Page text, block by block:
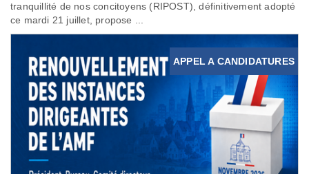
tranquillité de nos concitoyens (RIPOST), définitivement adopté
ce mardi 21 juillet, propose ...
APPEL A CANDIDATURES